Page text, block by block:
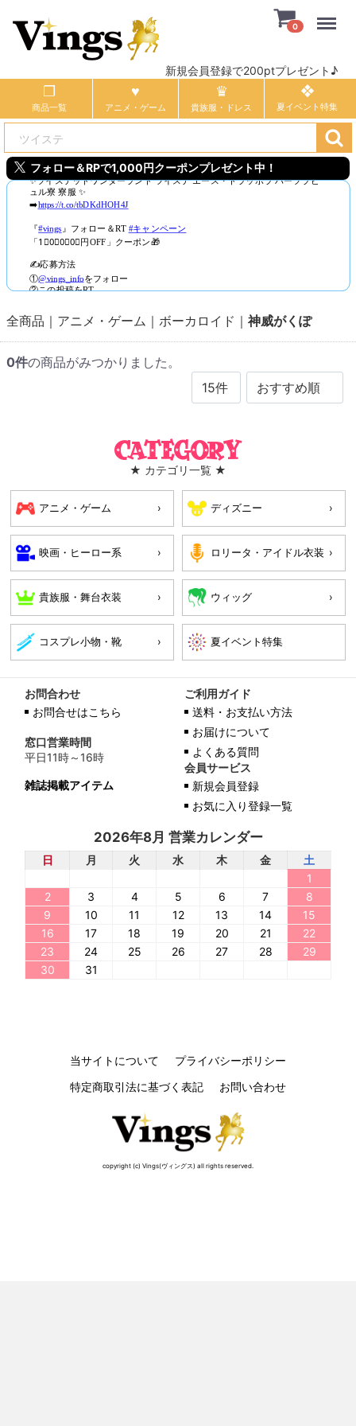
新規会員登録で200ptプレゼント♪
0
商品一覧 アニメ・ゲーム 貴族服・ドレス
フォロー＆RPで1,000円クーポンプレゼント中！
全商品 アニメ・ゲーム ボーカロイド 神威がくぽ
0件の商品がみつかりました。
Category
★ カテゴリ一覧 ★
アニメ・ゲーム ディズニー
映画・ヒーロー系 ロリータ・アイドル衣装
貴族服・舞台衣装 ウィッグ
コスプレ小物・靴
お問合わせ
お問合せはこちら
窓口営業時間
平日11時～16時
雑誌掲載アイテム
ご利用ガイド
送料・お支払い方法
お届けについて
よくある質問
会員サービス
新規会員登録
お気に入り登録一覧
2026年8月 営業カレンダー
日 月 火 水 木 金
土
1
2
3 4 5 6 7
8
9
10 11 12 13 14
15
16
17 18 19 20 21
22
23
24 25 26 27 28
29
30
31
当サイトについて
プライバシーポリシー
特定商取引法に基づく表記
お問い合わせ
copyright (c) Vings(ヴィングス) all rights reserved.